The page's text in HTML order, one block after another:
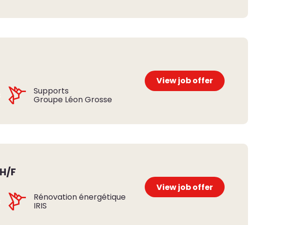
Supports
Groupe Léon Grosse
View job offer
F
Rénovation énergétique
IRIS
View job offer